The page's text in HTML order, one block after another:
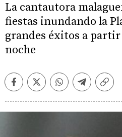
La cantautora
fiestas inundando la
grandes éxitos a partir
noche
FacebookTwitterWhatsappTelegram